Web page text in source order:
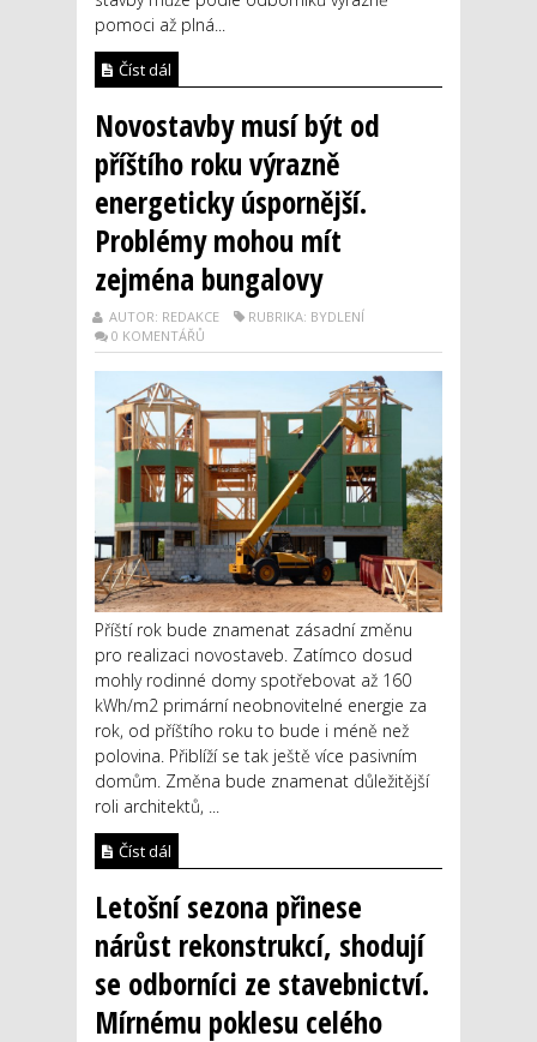
pomoci až plná...
Číst dál
Novostavby musí být od
příštího roku výrazně
energeticky úspornější.
Problémy mohou mít
zejména bungalovy
AUTOR: REDAKCE
RUBRIKA: BYDLENÍ
0 KOMENTÁŘŮ
Příští rok bude znamenat zásadní změnu
pro realizaci novostaveb. Zatímco dosud
mohly rodinné domy spotřebovat až 160
kWh/m2 primární neobnovitelné energie za
rok, od příštího roku to bude i méně než
polovina. Přiblíží se tak ještě více pasivním
domům. Změna bude znamenat důležitější
roli architektů, ...
Číst dál
Letošní sezona přinese
nárůst rekonstrukcí, shodují
se odborníci ze stavebnictví.
Mírnému poklesu celého